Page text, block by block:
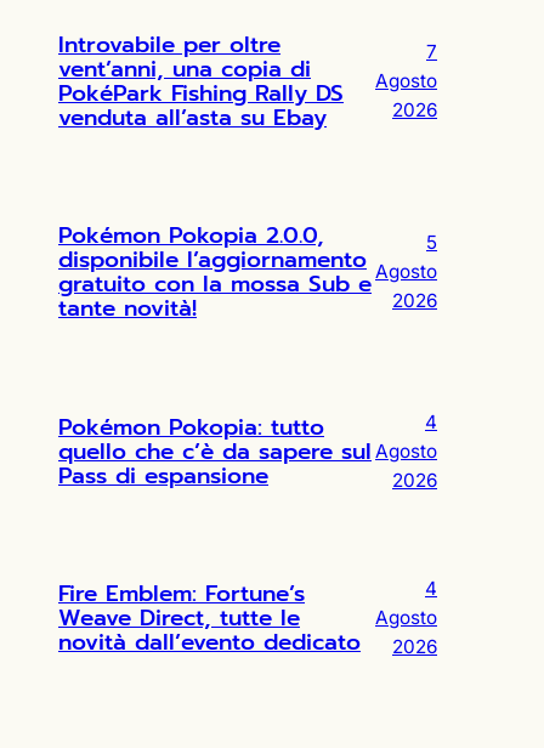
Introvabile per oltre
vent’anni, una copia di
PokéPark Fishing Rally DS
venduta all’asta su Ebay
7
Agosto
2026
Pokémon Pokopia 2.0.0,
disponibile l’aggiornamento
gratuito con la mossa Sub e
tante novità!
5
Agosto
2026
Pokémon Pokopia: tutto
quello che c’è da sapere sul
Pass di espansione
4
Agosto
2026
Fire Emblem: Fortune’s
Weave Direct, tutte le
novità dall’evento dedicato
4
Agosto
2026